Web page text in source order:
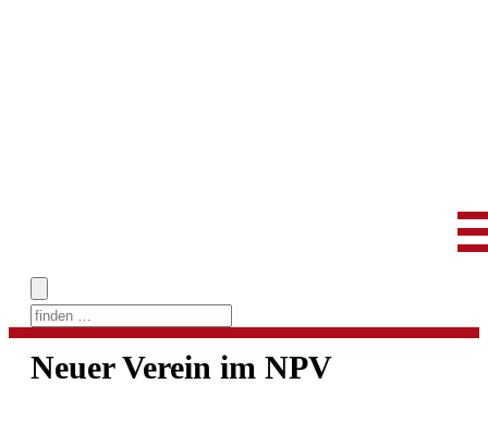
Skip
content
Neuer Verein im NPV